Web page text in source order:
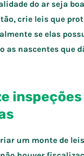
do ar seja
crie leis que
se elas
as nascentes que
inspeções
um monte de